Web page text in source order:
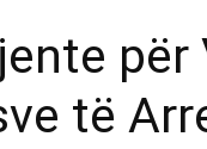
për
të